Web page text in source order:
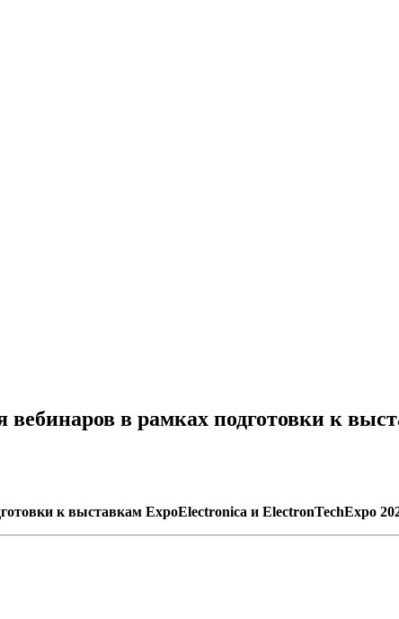
вебинаров в рамках подготовки к
к выставкам ExpoElectronica и ElectronTechExpo